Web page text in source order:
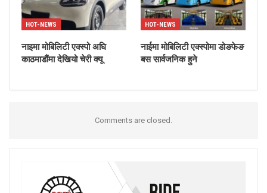
HOT-NEWS
नाइमा मोबिलिटी एक्स्पो अघि
काठमाडौंमा देखियो चेरी क्यू
HOT-NEWS
नाईमा मोबिलिटी एक्स्पोमा डोङफेङ
बस सार्वजनिक हुने
Comments are closed.